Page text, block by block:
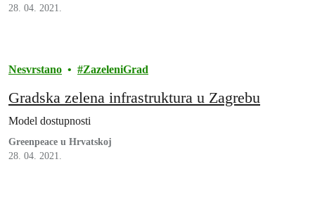
kandidatkinjama i kandidatima za gradonačelničko mjesto, u vezi s
28. 04. 2021.
Nesvrstano ZazeleniGrad
Gradska zelena infrastruktura u Zagrebu
Model dostupnosti
Greenpeace u Hrvatskoj
28. 04. 2021.